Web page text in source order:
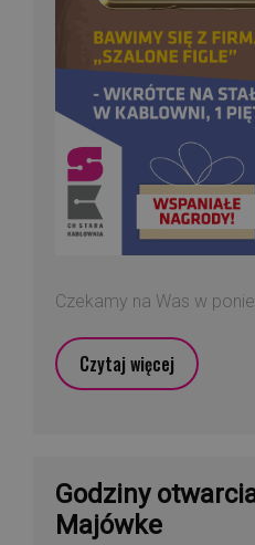
Czekamy na Was w
Czytaj więcej
Godziny
Majówke